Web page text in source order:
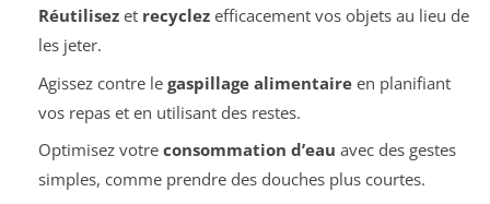
Réutilisezet recyclezefficacement vos objets au lieu de
les jeter.
Agissez contre le gaspillage alimentaireen planifiant
vos repas et en utilisant des restes.
Optimisez votre consommation d’eau avec des gestes
simples, comme prendre des douches plus courtes.